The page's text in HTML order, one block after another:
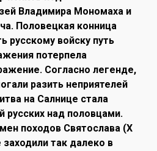
Вла­димира Мономаха и
Половецкая конница
русскому войску путь
потерпела
Согласно легенде,
разить неприятелей
на Салнице стала
русских над половцами.
походов Святослава (X
так далеко в